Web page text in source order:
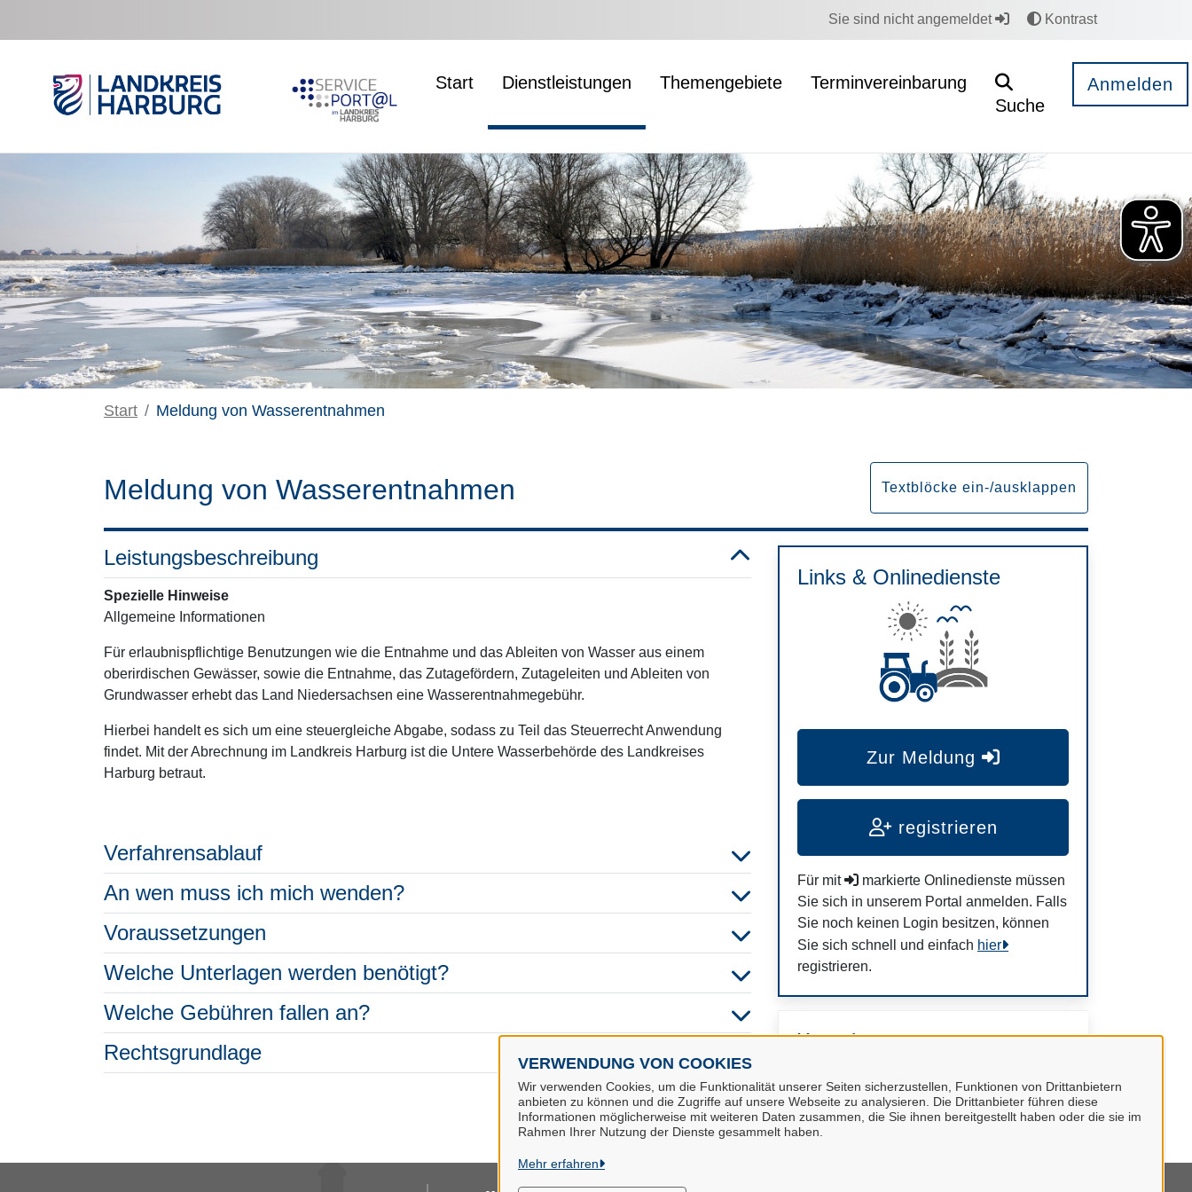
VERWENDUNG VON COOKIES
Wir verwenden Cookies, um die Funktionalität unserer Seiten sicherzustellen, Funktionen von Drittanbietern
anbieten zu können und die Zugriffe auf unsere Webseite zu analysieren. Die Drittanbieter führen diese
Informationen möglicherweise mit weiteren Daten zusammen, die Sie ihnen bereitgestellt haben oder die sie im
Rahmen Ihrer Nutzung der Dienste gesammelt haben.
Mehr erfahren
Sie sind nicht angemeldet Kontrast
Start Dienstleistungen Themengebiete
Terminvereinbarung
Suche
Anmelden
Start Meldung von Wasserentnahmen
Meldung von Wasserentnahmen Textblöcke ein-/ausklappen
Leistungsbeschreibung
Spezielle Hinweise
Allgemeine Informationen
Für erlaubnispflichtige Benutzungen wie die Entnahme und das Ableiten von Wasser aus einem
oberirdischen Gewässer, sowie die Entnahme, das Zutagefördern, Zutageleiten und Ableiten von
Grundwasser erhebt das Land Niedersachsen eine Wasserentnahmegebühr.
Hierbei handelt es sich um eine steuergleiche Abgabe, sodass zu Teil das Steuerrecht Anwendung
findet. Mit der Abrechnung im Landkreis Harburg ist die Untere Wasserbehörde des Landkreises
Harburg betraut.
Verfahrensablauf
An wen muss ich mich wenden?
Voraussetzungen
Welche Unterlagen werden benötigt?
Welche Gebühren fallen an?
Rechtsgrundlage
Links & Onlinedienste
Zur Meldung
registrieren
Für mit
markierte Onlinedienste müssen
Sie sich in unserem Portal anmelden. Falls
Sie noch keinen Login besitzen, können
Sie sich schnell und einfach hier
registrieren.
Kontakt
Abteilung 70 Umwelt